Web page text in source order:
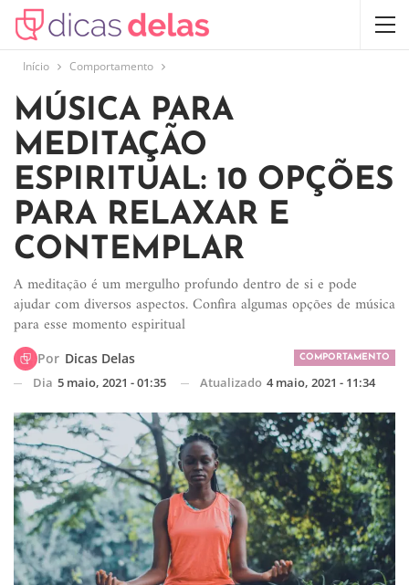
Início Comportamento
MÚSICA PARA
MEDITAÇÃO
ESPIRITUAL: 10 OPÇÕES
PARA RELAXAR E
CONTEMPLAR
A meditação é um mergulho profundo dentro de si e pode
ajudar com diversos aspectos. Confira algumas opções de música
para esse momento espiritual
COMPORTAMENTO
Por Dicas Delas
Dia 5 maio, 2021 - 01:35 Atualizado 4 maio, 2021 - 11:34